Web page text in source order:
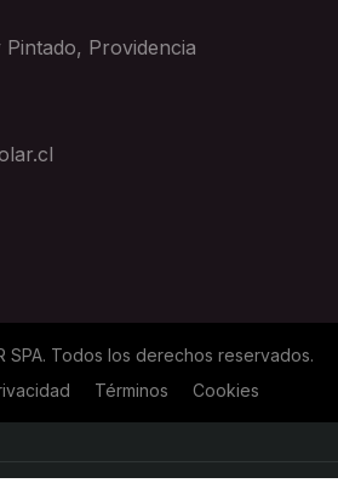
Providencia
SPA. Todos los derechos reservados.
Términos Cookies